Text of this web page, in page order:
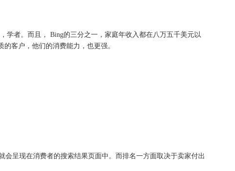
学者。而且， Bing的三分之一，家庭年收入都在八万五千美元以
客户，他们的消费能力，也更强。
呈现在消费者的搜索结果页面中。而排名一方面取决于卖家付出